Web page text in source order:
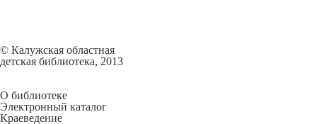
© Калужская областная
детская библиотека, 2013
О библиотеке
Электронный каталог
Краеведение